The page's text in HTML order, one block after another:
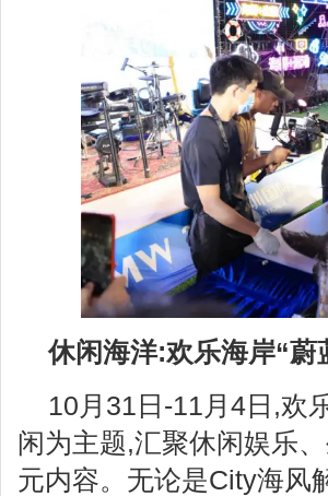
休闲海洋:欢乐海岸“
10月31日-11月4日,欢
闲为主题,汇聚休闲娱乐
元内容。无论是City海风